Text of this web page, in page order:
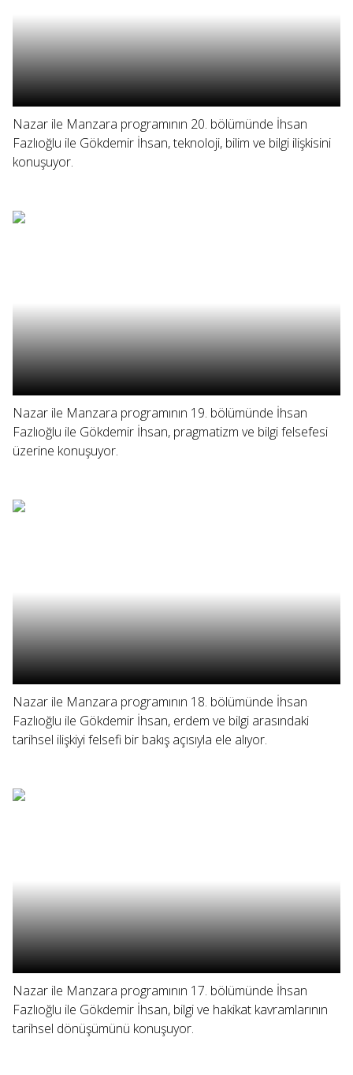
Nazar ile Manzara programının 20. bölümünde İhsan
Fazlıoğlu ile Gökdemir İhsan, teknoloji, bilim ve bilgi ilişkisini
konuşuyor.
Nazar ile Manzara programının 19. bölümünde İhsan
Fazlıoğlu ile Gökdemir İhsan, pragmatizm ve bilgi felsefesi
üzerine konuşuyor.
Nazar ile Manzara programının 18. bölümünde İhsan
Fazlıoğlu ile Gökdemir İhsan, erdem ve bilgi arasındaki
tarihsel ilişkiyi felsefi bir bakış açısıyla ele alıyor.
Nazar ile Manzara programının 17. bölümünde İhsan
Fazlıoğlu ile Gökdemir İhsan, bilgi ve hakikat kavramlarının
tarihsel dönüşümünü konuşuyor.